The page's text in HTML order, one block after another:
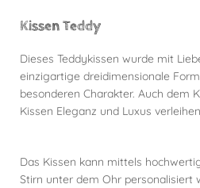
Kissen Teddy
Dieses Teddykissen wurde mit
einzigartige dreidimensionale
besonderen Charakter. Auch dem
Kissen Eleganz und Luxus
Das Kissen kann mittels
Stirn unter dem Ohr personalisiert